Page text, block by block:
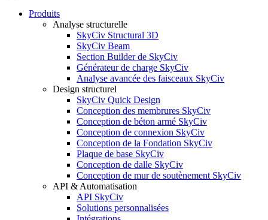
Produits
Analyse structurelle
SkyCiv Structural 3D
SkyCiv Beam
Section Builder de SkyCiv
Générateur de charge SkyCiv
Analyse avancée des faisceaux SkyCiv
Design structurel
SkyCiv Quick Design
Conception des membrures SkyCiv
Conception de béton armé SkyCiv
Conception de connexion SkyCiv
Conception de la Fondation SkyCiv
Plaque de base SkyCiv
Conception de dalle SkyCiv
Conception de mur de soutènement SkyCiv
API & Automatisation
API SkyCiv
Solutions personnalisées